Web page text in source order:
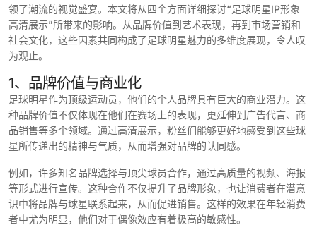
领了潮流的视觉盛宴。本文将从四个方面详细探讨“足球明星IP形象
高清展示”所带来的影响。从品牌价值到艺术表现，再到市场营销和
社会文化，这些因素共同构成了足球明星魅力的多维度展现，令人叹
为观止。
1、品牌价值与商业化
足球明星作为顶级运动员，他们的个人品牌具有巨大的商业潜力。这
种品牌价值不仅体现在他们在赛场上的表现，更延伸到广告代言、商
品销售等多个领域。通过高清展示，粉丝们能够更好地感受到这些球
星所传递出的精神与气质，从而增强对品牌的认同感。
例如，许多知名品牌选择与顶尖球员合作，通过高质量的视频、海报
等形式进行宣传。这种合作不仅提升了品牌形象，也让消费者在潜意
识中将品牌与球星联系起来，从而促进销售。这样的效果在年轻消费
者中尤为明显，他们对于偶像效应有着极高的敏感性。